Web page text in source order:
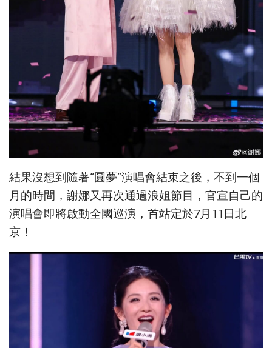
結果沒想到隨著“圓夢”演唱會結束之後，不到一個
月的時間，謝娜又再次通過浪姐節目，官宣自己的
演唱會即將啟動全國巡演，首站定於7月11日北
京！